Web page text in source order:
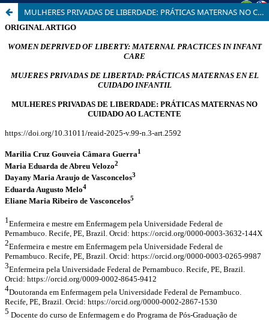
MULHERES PRIVADAS DE LIBERDADE: PRÁTICAS MATERNAS NO CUIDADO AO LACTENTE